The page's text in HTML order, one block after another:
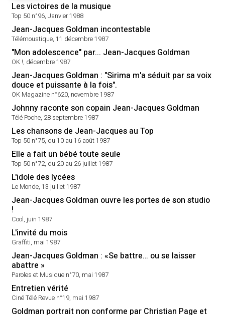
Les victoires de la musique
Top 50 n°96, Janvier 1988
Jean-Jacques Goldman incontestable
Télémoustique, 11 décembre 1987
"Mon adolescence" par... Jean-Jacques Goldman
OK !, décembre 1987
Jean-Jacques Goldman : "Sirima m'a séduit par sa voix
douce et puissante à la fois".
OK Magazine n°620, novembre 1987
Johnny raconte son copain Jean-Jacques Goldman
Télé Poche, 28 septembre 1987
Les chansons de Jean-Jacques au Top
Top 50 n°75, du 10 au 16 août 1987
Elle a fait un bébé toute seule
Top 50 n°72, du 20 au 26 juillet 1987
L'idole des lycées
Le Monde, 13 juillet 1987
Jean-Jacques Goldman ouvre les portes de son studio
!
Cool, juin 1987
L'invité du mois
Graffiti, mai 1987
Jean-Jacques Goldman : «Se battre… ou se laisser
abattre »
Paroles et Musique n°70, mai 1987
Entretien vérité
Ciné Télé Revue n°19, mai 1987
Goldman portrait non conforme par Christian Page et